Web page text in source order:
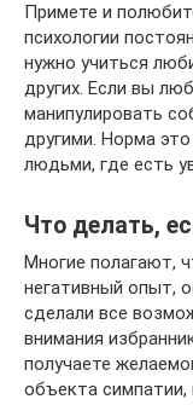
Примете и
психологии
нужно учиться
других. Если вы
манипулировать
другими. Норма
людьми, где есть
Что делать,
Многие полагают,
негативный опыт,
сделали все
внимания
получаете
объекта симпатии,